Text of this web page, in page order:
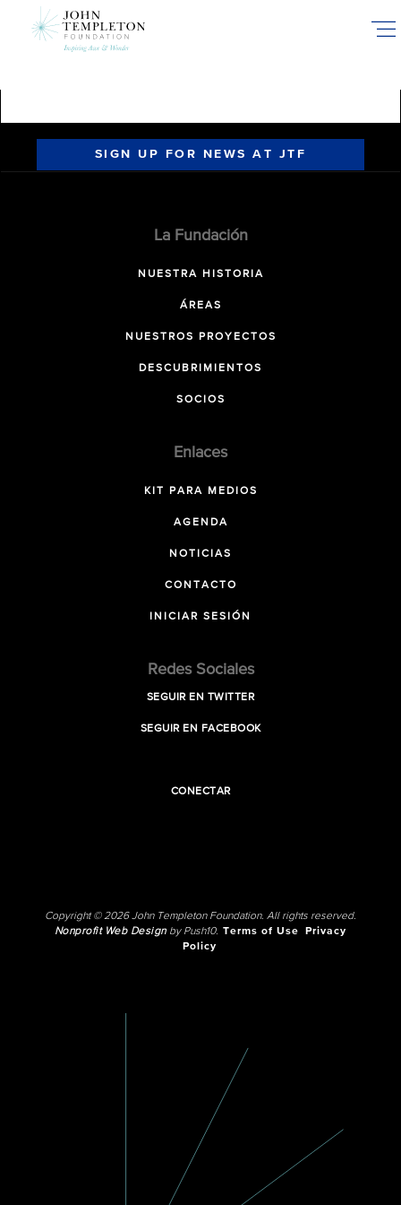
SIGN UP FOR NEWS AT JTF
La Fundación
NUESTRA HISTORIA
ÁREAS
NUESTROS PROYECTOS
DESCUBRIMIENTOS
SOCIOS
Enlaces
KIT PARA MEDIOS
AGENDA
NOTICIAS
CONTACTO
INICIAR SESIÓN
Redes Sociales
SEGUIR EN TWITTER
SEGUIR EN FACEBOOK
CONECTAR
Copyright © 2026 John Templeton Foundation. All rights reserved.
Nonprofit Web Designby Push10. Terms of Use
Privacy
Policy